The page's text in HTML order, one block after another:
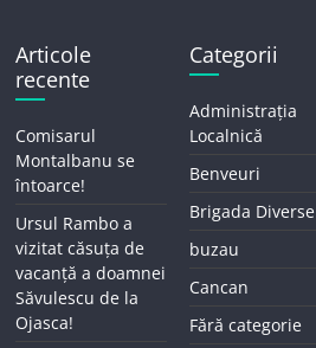
Articole
recente
Comisarul
Montalbanu se
întoarce!
Ursul Rambo a
vizitat căsuța de
vacanță a doamnei
Săvulescu de la
Ojasca!
Categorii
Administrația
Localnică
Benveuri
Brigada Diverse
buzau
Cancan
Fără categorie